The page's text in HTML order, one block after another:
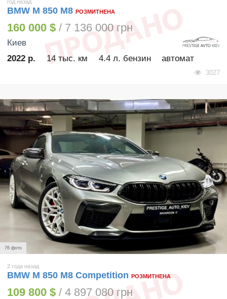
год назад
BMW M 850 M8 РОЗМИТНЕНА
160 000 $ / 7 136 000 грн
Киев
2022 р.
14 тыс. км 4.4 л. бензин автомат
3027
76 фото
2 года назад
BMW M 850 M8 Competition РОЗМИТНЕНА
109 800 $ / 4 897 080 грн